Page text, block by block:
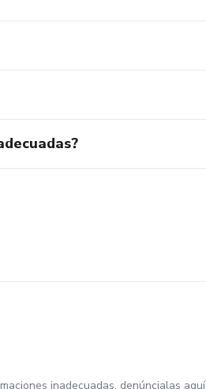
inadecuadas, denúncialas aquí